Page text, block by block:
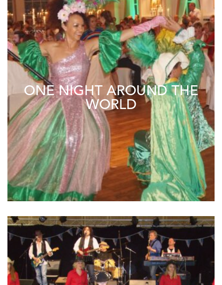
ONE NIGHT AROUND THE
WORLD